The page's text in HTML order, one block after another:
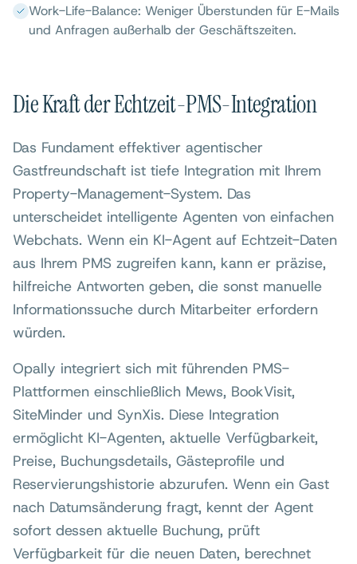
Work-Life-Balance: Weniger Überstunden für E-Mails
und Anfragen außerhalb der Geschäftszeiten.
Die Kraft der Echtzeit-PMS-Integration
Das Fundament effektiver agentischer
Gastfreundschaft ist tiefe Integration mit Ihrem
Property-Management-System. Das
unterscheidet intelligente Agenten von einfachen
Webchats. Wenn ein KI-Agent auf Echtzeit-Daten
aus Ihrem PMS zugreifen kann, kann er präzise,
hilfreiche Antworten geben, die sonst manuelle
Informationssuche durch Mitarbeiter erfordern
würden.
Opally integriert sich mit führenden PMS-
Plattformen einschließlich Mews, BookVisit,
SiteMinder und SynXis. Diese Integration
ermöglicht KI-Agenten, aktuelle Verfügbarkeit,
Preise, Buchungsdetails, Gästeprofile und
Reservierungshistorie abzurufen. Wenn ein Gast
nach Datumsänderung fragt, kennt der Agent
sofort dessen aktuelle Buchung, prüft
Verfügbarkeit für die neuen Daten, berechnet